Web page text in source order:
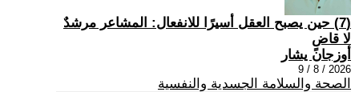
(7) حين يصبح العقل أسيرًا للانفعال: المشاعر مرشدٌ
لا قاضٍ
أوزجان يشار
2026 / 8 / 9
الصحة والسلامة الجسدية والنفسية